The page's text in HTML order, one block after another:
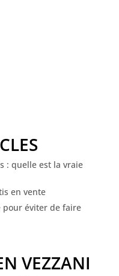
: quelle est la vraie
en vente
pour éviter de faire
VEZZANI